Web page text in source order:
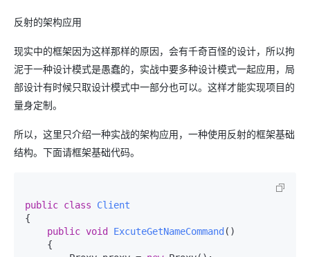
反射的架构应用
现实中的框架因为这样那样的原因，会有千奇百怪的设计，所以拘
泥于一种设计模式是愚蠢的，实战中要多种设计模式一起应用，局
部设计有时候只取设计模式中一部分也可以。这样才能实现项目的
量身定制。
所以，这里只介绍一种实战的架构应用，一种使用反射的框架基础
结构。下面请框架基础代码。
public class
Client
{
public void ExcuteGetNameCommand ()